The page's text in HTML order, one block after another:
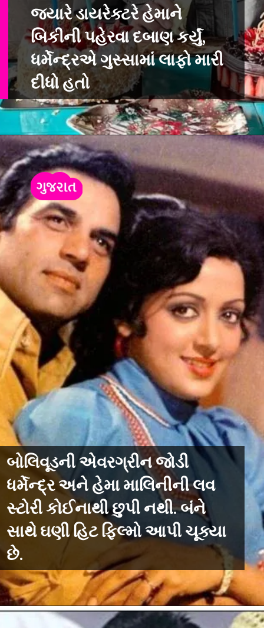
જ્યારે ડાયરેક્ટરે હેમાને
બિકીની પહેરવા દબાણ કર્યું,
ધર્મેન્દ્રએ ગુસ્સામાં લાફો મારી
દીધો હતો
બોલિવૂડની એવરગ્રીન જોડી
ધર્મેન્દ્ર અને હેમા માલિનીની લવ
સ્ટોરી કોઈનાથી છુપી નથી. બંને
સાથે ઘણી હિટ ફિલ્મો આપી ચૂક્યા
છે.